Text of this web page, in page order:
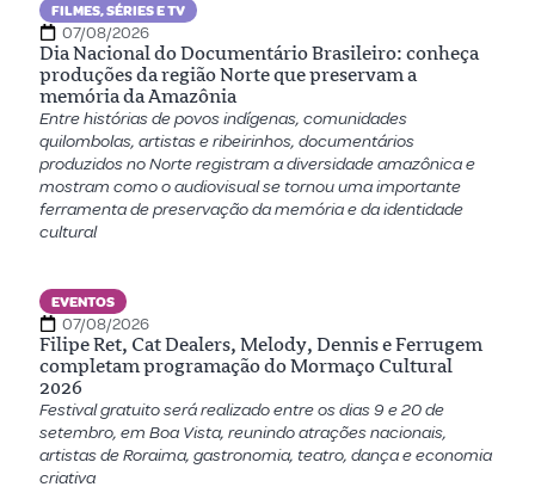
FILMES, SÉRIES E TV
07/08/2026
Dia Nacional do Documentário Brasileiro: conheça
produções da região Norte que preservam a
memória da Amazônia
Entre histórias de povos indígenas, comunidades
quilombolas, artistas e ribeirinhos, documentários
produzidos no Norte registram a diversidade amazônica e
mostram como o audiovisual se tornou uma importante
ferramenta de preservação da memória e da identidade
cultural
EVENTOS
07/08/2026
Filipe Ret, Cat Dealers, Melody, Dennis e Ferrugem
completam programação do Mormaço Cultural
2026
Festival gratuito será realizado entre os dias 9 e 20 de
setembro, em Boa Vista, reunindo atrações nacionais,
artistas de Roraima, gastronomia, teatro, dança e economia
criativa